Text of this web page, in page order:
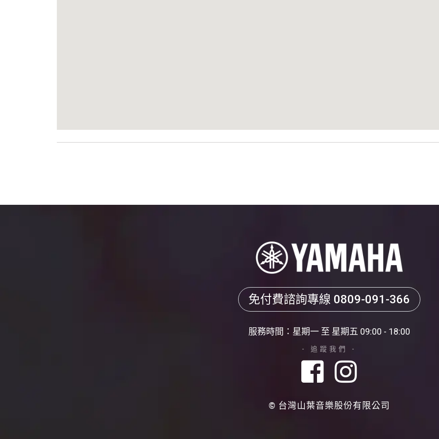
免付費諮詢專線 0809-091-366
服務時間：星期一 至 星期五 09:00 - 18:00
- 追蹤我們 -
© 台灣山葉音樂股份有限公司